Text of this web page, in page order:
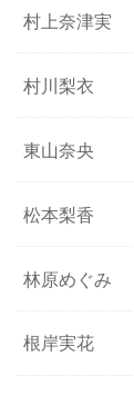
村上奈津実
村川梨衣
東山奈央
松本梨香
林原めぐみ
根岸実花